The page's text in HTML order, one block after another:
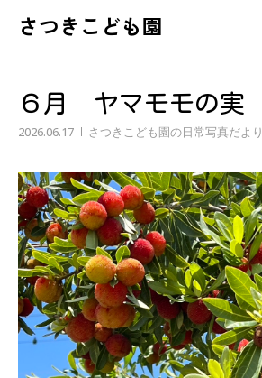
さつきこども園
６月 ヤマモモの実
2026.06.17 さつきこども園の日常写真だより
さつきこども園の紹介
園児募集・育児相談